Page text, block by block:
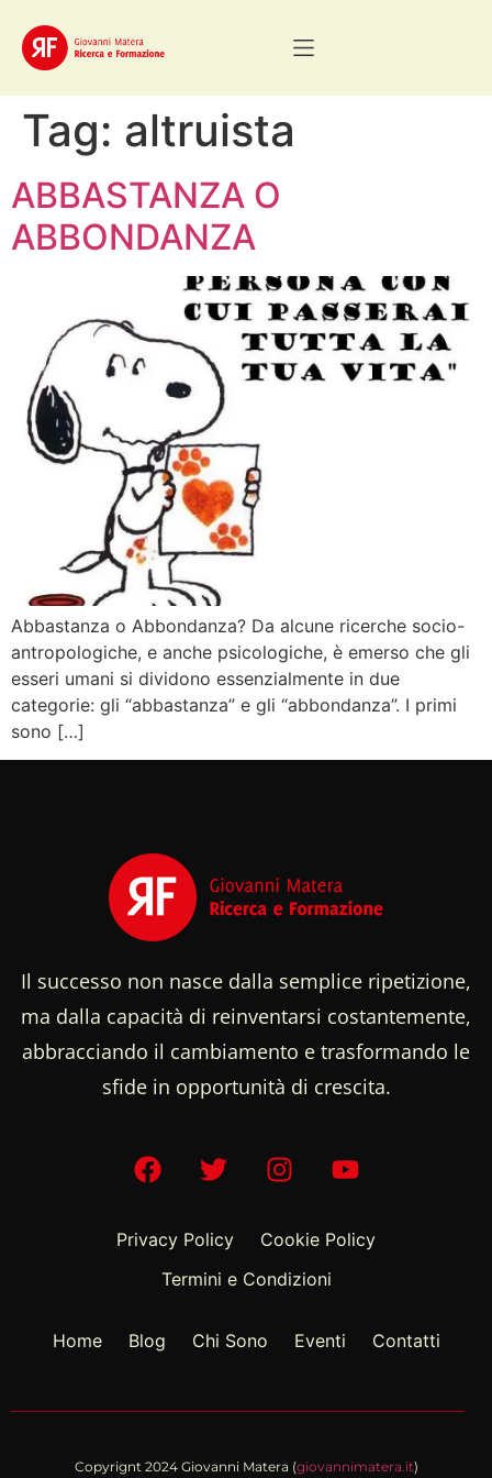
Tag: altruista
ABBASTANZA O
ABBONDANZA
Abbastanza o Abbondanza? Da alcune ricerche socio-
antropologiche, e anche psicologiche, è emerso che gli
esseri umani si dividono essenzialmente in due
categorie: gli “abbastanza” e gli “abbondanza”. I primi
sono […]
Il successo non nasce dalla semplice ripetizione,
ma dalla capacità di reinventarsi costantemente,
abbracciando il cambiamento e trasformando le
sfide in opportunità di crescita.
Privacy Policy
Cookie Policy
Termini e Condizioni
Home Blog Chi Sono Eventi Contatti
Copyrignt 2024 Giovanni Matera (giovannimatera.it)